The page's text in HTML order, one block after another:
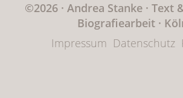
©2026 · Andrea Stanke· Text
Biografiearbeit ·
Impressum Datenschutz